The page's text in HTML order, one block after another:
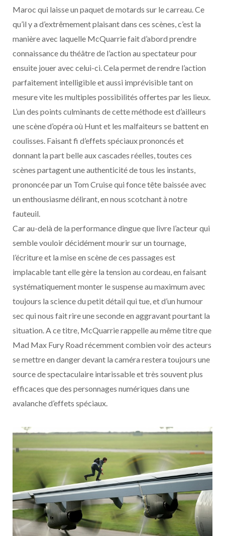
Maroc qui laisse un paquet de motards sur le carreau. Ce
qu’il y a d’extrêmement plaisant dans ces scènes, c’est la
manière avec laquelle McQuarrie fait d’abord prendre
connaissance du théâtre de l’action au spectateur pour
ensuite jouer avec celui-ci. Cela permet de rendre l’action
parfaitement intelligible et aussi imprévisible tant on
mesure vite les multiples possibilités offertes par les lieux.
L’un des points culminants de cette méthode est d’ailleurs
une scène d’opéra où Hunt et les malfaiteurs se battent en
coulisses. Faisant fi d’effets spéciaux prononcés et
donnant la part belle aux cascades réelles, toutes ces
scènes partagent une authenticité de tous les instants,
prononcée par un Tom Cruise qui fonce tête baissée avec
un enthousiasme délirant, en nous scotchant à notre
fauteuil.
Car au-delà de la performance dingue que livre l’acteur qui
semble vouloir décidément mourir sur un tournage,
l’écriture et la mise en scène de ces passages est
implacable tant elle gère la tension au cordeau, en faisant
systématiquement monter le suspense au maximum avec
toujours la science du petit détail qui tue, et d’un humour
sec qui nous fait rire une seconde en aggravant pourtant la
situation. A ce titre, McQuarrie rappelle au même titre que
Mad Max Fury Road récemment combien voir des acteurs
se mettre en danger devant la caméra restera toujours une
source de spectaculaire intarissable et très souvent plus
efficaces que des personnages numériques dans une
avalanche d’effets spéciaux.